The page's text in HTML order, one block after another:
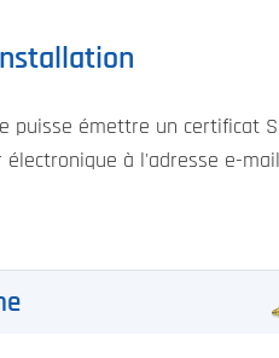
puisse émettre un certificat
à l'adresse e-